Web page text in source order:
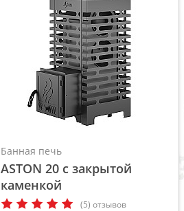
Банная печь
ASTON 20 с закрытой
каменкой
(5) отзывов